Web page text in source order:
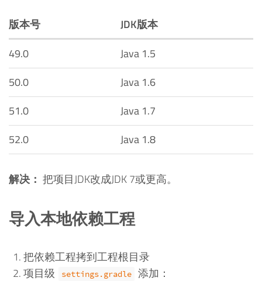
版本号
JDK版本
49.0
Java 1.5
50.0
Java 1.6
51.0
Java 1.7
52.0
Java 1.8
解决： 把项目JDK改成JDK 7或更高。
导入本地依赖工程
把依赖工程拷到工程根目录
项目级
settings.gradle 添加：